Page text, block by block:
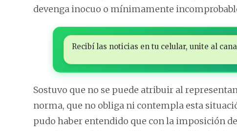
devenga inocuo o mínimamente
Recibí las noticias en tu celular, unite al
Sostuvo que no se puede atribuir al
norma, que no obliga ni contempla esta
pudo haber entendido que con la imposición